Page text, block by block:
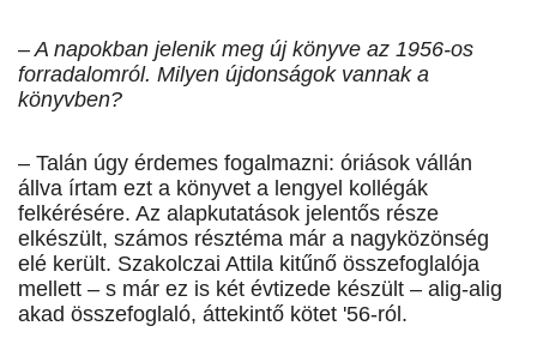
– A napokban jelenik meg új könyve az 1956-os
forradalomról. Mi­lyen újdonságok vannak a
könyvben?
– Talán úgy érdemes fogalmazni: óriások vállán
állva írtam ezt a könyvet a lengyel kollégák
felkérésére. Az alapkutatások jelentős része
elkészült, számos résztéma már a nagyközönség
elé került. Szakolczai Attila kitűnő összefoglalója
mellett – s már ez is két évtizede készült – alig-alig
akad összefoglaló, áttekintő kötet '56-ról.